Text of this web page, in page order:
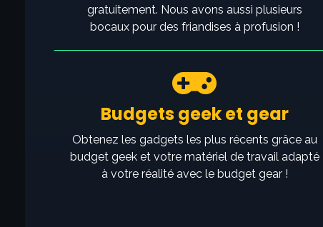
gratuitement. Nous avons aussi plusieurs
bocaux pour des friandises à profusion !
Budgets geek et gear
Obtenez les gadgets les plus récents grâce au
budget geek et votre matériel de travail adapté
à votre réalité avec le budget gear !